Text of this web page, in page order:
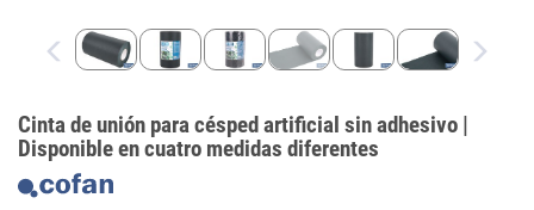
Cinta de unión para césped artificial sin adhesivo |
Disponible en cuatro medidas diferentes